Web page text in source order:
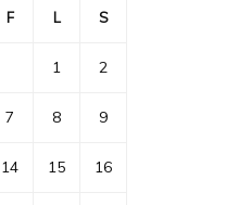
F L S
1 2
7 8 9
14 15 16